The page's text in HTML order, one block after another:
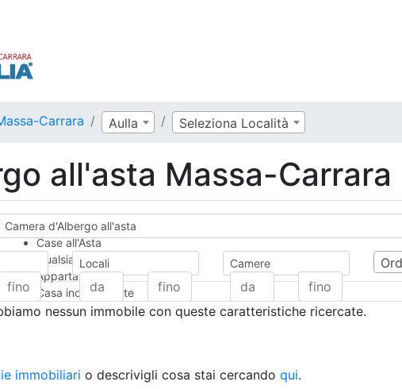
Carrara Aulla Seleziona Località
all'asta Massa-Carrara
Camera d'Albergo all'asta
Case all'Asta
Qualsiasi
Appartamento
Casa indipendente
Casa Semi-indipendente
Rustico/Casale
Locali Camere
nessun immobile con queste caratteristiche ricercate.
immobiliari o descrivigli cosa stai cercando qui.